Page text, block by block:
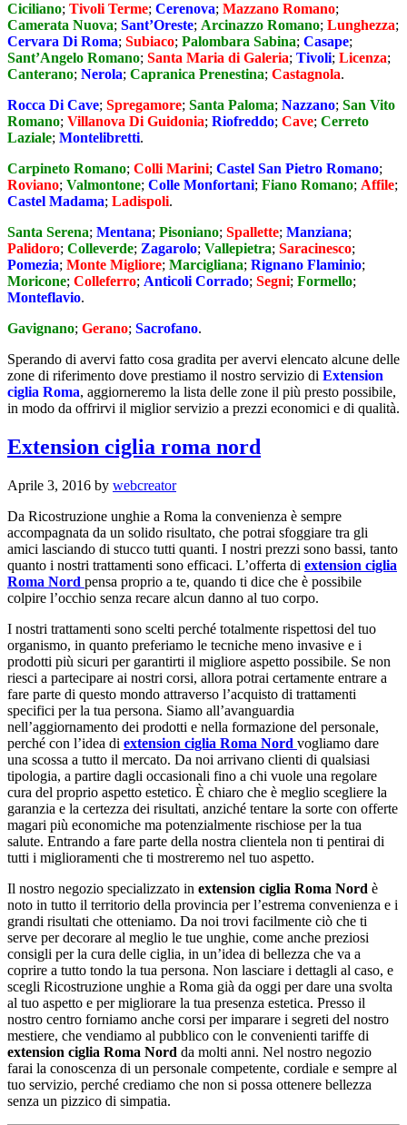
Ciciliano; Tivoli Terme; Cerenova; Mazzano Romano;
Camerata Nuova; Sant’Oreste; Arcinazzo Romano; Lunghezza;
Cervara Di Roma; Subiaco; Palombara Sabina; Casape;
Sant’Angelo Romano; Santa Maria di Galeria; Tivoli; Licenza;
Canterano; Nerola; Capranica Prenestina; Castagnola.
Rocca Di Cave; Spregamore; Santa Paloma; Nazzano; San Vito
Romano; Villanova Di Guidonia; Riofreddo; Cave; Cerreto
Laziale; Montelibretti.
Carpineto Romano; Colli Marini; Castel San Pietro Romano;
Roviano; Valmontone; Colle Monfortani; Fiano Romano; Affile;
Castel Madama; Ladispoli.
Santa Serena; Mentana; Pisoniano; Spallette; Manziana;
Palidoro; Colleverde; Zagarolo; Vallepietra; Saracinesco;
Pomezia; Monte Migliore; Marcigliana; Rignano Flaminio;
Moricone; Colleferro; Anticoli Corrado; Segni; Formello;
Monteflavio.
Gavignano; Gerano; Sacrofano.
Sperando di avervi fatto cosa gradita per avervi elencato alcune delle
zone di riferimento dove prestiamo il nostro servizio di Extension
ciglia Roma, aggiorneremo la lista delle zone il più presto possibile,
in modo da offrirvi il miglior servizio a prezzi economici e di qualità.
Extension ciglia roma nord
Aprile 3, 2016 by webcreator
Da Ricostruzione unghie a Roma la convenienza è sempre
accompagnata da un solido risultato, che potrai sfoggiare tra gli
amici lasciando di stucco tutti quanti. I nostri prezzi sono bassi, tanto
quanto i nostri trattamenti sono efficaci. L’offerta di extension ciglia
Roma Nord pensa proprio a te, quando ti dice che è possibile
colpire l’occhio senza recare alcun danno al tuo corpo.
I nostri trattamenti sono scelti perché totalmente rispettosi del tuo
organismo, in quanto preferiamo le tecniche meno invasive e i
prodotti più sicuri per garantirti il migliore aspetto possibile. Se non
riesci a partecipare ai nostri corsi, allora potrai certamente entrare a
fare parte di questo mondo attraverso l’acquisto di trattamenti
specifici per la tua persona. Siamo all’avanguardia
nell’aggiornamento dei prodotti e nella formazione del personale,
perché con l’idea di extension ciglia Roma Nord vogliamo dare
una scossa a tutto il mercato. Da noi arrivano clienti di qualsiasi
tipologia, a partire dagli occasionali fino a chi vuole una regolare
cura del proprio aspetto estetico. È chiaro che è meglio scegliere la
garanzia e la certezza dei risultati, anziché tentare la sorte con offerte
magari più economiche ma potenzialmente rischiose per la tua
salute. Entrando a fare parte della nostra clientela non ti pentirai di
tutti i miglioramenti che ti mostreremo nel tuo aspetto.
Il nostro negozio specializzato in extension ciglia Roma Nord è
noto in tutto il territorio della provincia per l’estrema convenienza e i
grandi risultati che otteniamo. Da noi trovi facilmente ciò che ti
serve per decorare al meglio le tue unghie, come anche preziosi
consigli per la cura delle ciglia, in un’idea di bellezza che va a
coprire a tutto tondo la tua persona. Non lasciare i dettagli al caso, e
scegli Ricostruzione unghie a Roma già da oggi per dare una svolta
al tuo aspetto e per migliorare la tua presenza estetica. Presso il
nostro centro forniamo anche corsi per imparare i segreti del nostro
mestiere, che vendiamo al pubblico con le convenienti tariffe di
extension ciglia Roma Nord da molti anni. Nel nostro negozio
farai la conoscenza di un personale competente, cordiale e sempre al
tuo servizio, perché crediamo che non si possa ottenere bellezza
senza un pizzico di simpatia.